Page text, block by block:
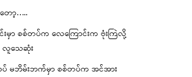
ော့…..
င်းမှာ စစ်တပ်က လေကြောင်းက ဗုံးကြဲလို့
လူသေဆုံး
စပ် မဘိမ်းဘက်မှာ စစ်တပ်က အင်အား